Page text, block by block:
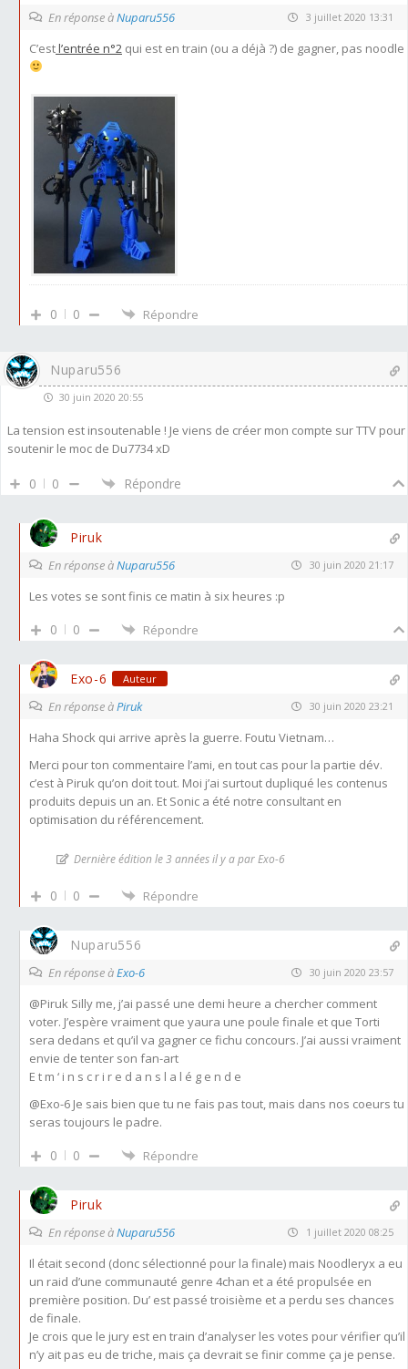
En réponse àNuparu556 3 juillet 2020 13:31
C’estl’entrée n°2 qui est en train (ou a déjà ?) de gagner, pas noodle
0 0 Répondre
Nuparu556
30 juin 2020 20:55
La tension est insoutenable ! Je viens de créer mon compte sur TTV pour
soutenir le moc de Du7734 xD
0 0 Répondre
Piruk
En réponse àNuparu556 30 juin 2020 21:17
Les votes se sont finis ce matin à six heures :p
0 0 Répondre
Exo-6 Auteur
En réponse àPiruk 30 juin 2020 23:21
Haha Shock qui arrive après la guerre. Foutu Vietnam…
Merci pour ton commentaire l’ami, en tout cas pour la partie dév.
c’est à Piruk qu’on doit tout. Moi j’ai surtout dupliqué les contenus
produits depuis un an. Et Sonic a été notre consultant en
optimisation du référencement.
Dernière édition le 3 années il y a par Exo-6
0 0 Répondre
Nuparu556
En réponse àExo-6 30 juin 2020 23:57
@Piruk Silly me, j’ai passé une demi heure a chercher comment
voter. J’espère vraiment que yaura une poule finale et que Torti
sera dedans et qu’il va gagner ce fichu concours. J’ai aussi vraiment
envie de tenter son fan-art
E t m ‘ i n s c r i r e d a n s l a l é g e n d e
@Exo-6 Je sais bien que tu ne fais pas tout, mais dans nos coeurs tu
seras toujours le padre.
0 0 Répondre
Piruk
En réponse àNuparu556 1 juillet 2020 08:25
Il était second (donc sélectionné pour la finale) mais Noodleryx a eu
un raid d’une communauté genre 4chan et a été propulsée en
première position. Du’ est passé troisième et a perdu ses chances
de finale.
Je crois que le jury est en train d’analyser les votes pour vérifier qu’il
n’y ait pas eu de triche, mais ça devrait se finir comme ça je pense.